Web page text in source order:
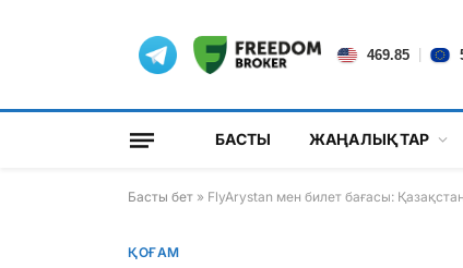
469.85
БАСТЫ ЖАҢАЛЫҚТАР
Басты бет » FlyArystan мен билет бағасы:
ҚОҒАМ